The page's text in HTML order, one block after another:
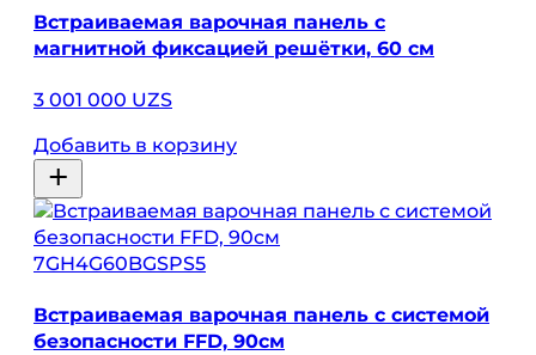
Встраиваемая варочная панель с
магнитной фиксацией решётки, 60 см
3 001 000 UZS
Добавить в корзину
7GH4G60BGSPS5
Встраиваемая варочная панель с системой
безопасности FFD, 90см